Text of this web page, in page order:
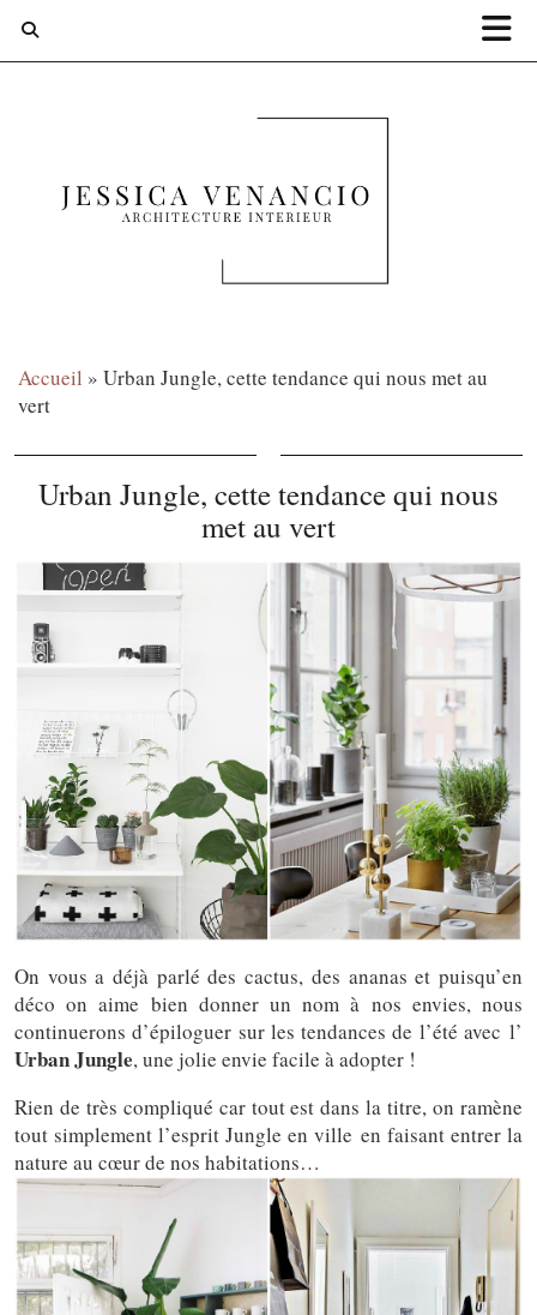
Accueil » Urban Jungle, cette tendance qui nous met au
vert
Urban Jungle, cette tendance qui nous
met au vert
On vous a déjà parlé des cactus, des ananas et puisqu’en
déco on aime bien donner un nom à nos envies, nous
continuerons d’épiloguer sur les tendances de l’été avec l’
Urban Jungle, une jolie envie facile à adopter !
Rien de très compliqué car tout est dans la titre, on ramène
tout simplement l’esprit Jungle en ville en faisant entrer la
nature au cœur de nos habitations…